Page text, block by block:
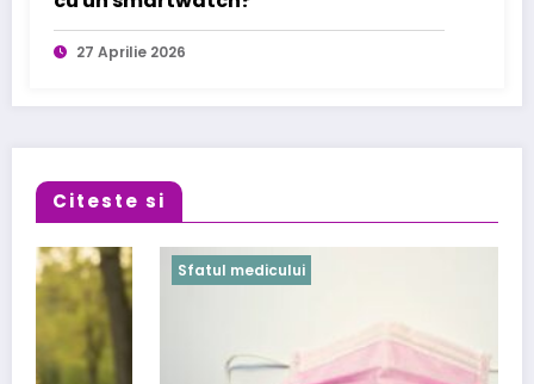
27 Aprilie 2026
Citeste si
Sfatul medicului